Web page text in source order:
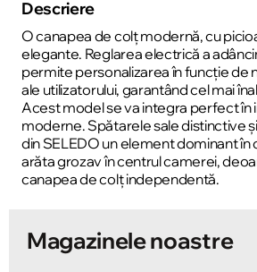
Descriere
O canapea de colț modernă, cu
elegante. Reglarea electrică a
permite personalizarea în funcție de
ale utilizatorului, garantând cel mai
Acest model se va integra perfect în
moderne. Spătarele sale distinctive
din SELEDO un element dominant în
arăta grozav în centrul camerei,
canapea de colț independentă.
Magazinele noastre